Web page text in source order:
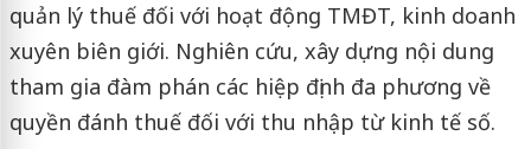
quản lý thuế đối với hoạt động TMĐT, kinh doanh
xuyên biên giới. Nghiên cứu, xây dựng nội dung
tham gia đàm phán các hiệp định đa phương về
quyền đánh thuế đối với thu nhập từ kinh tế số.